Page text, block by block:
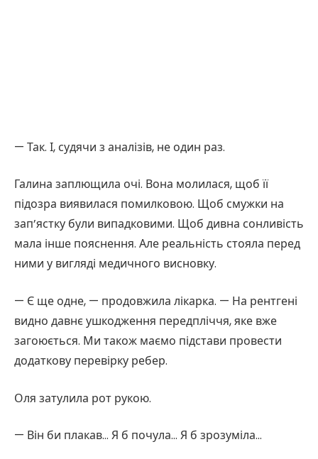
— Так. І, судячи з аналізів, не один раз.
Галина заплющила очі. Вона молилася, щоб її
підозра виявилася помилковою. Щоб смужки на
зап’ястку були випадковими. Щоб дивна сонливість
мала інше пояснення. Але реальність стояла перед
ними у вигляді медичного висновку.
— Є ще одне, — продовжила лікарка. — На рентгені
видно давнє ушкодження передпліччя, яке вже
загоюється. Ми також маємо підстави провести
додаткову перевірку ребер.
Оля затулила рот рукою.
— Він би плакав… Я б почула… Я б зрозуміла…